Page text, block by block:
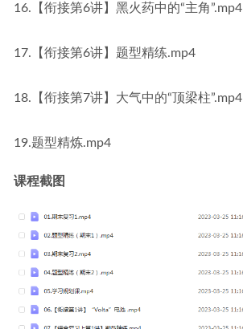
16.【衔接第6讲】黑火药中的“主角”.mp4
17.【衔接第6讲】题型精练.mp4
18.【衔接第7讲】大气中的“顶梁柱”.mp4
19.题型精炼.mp4
课程截图